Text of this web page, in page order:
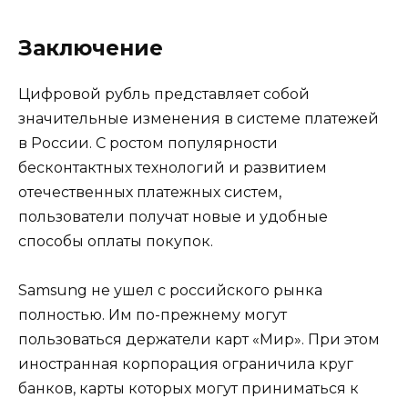
Заключение
Цифровой рубль представляет собой
значительные изменения в системе платежей
в России. С ростом популярности
бесконтактных технологий и развитием
отечественных платежных систем,
пользователи получат новые и удобные
способы оплаты покупок.
Samsung не ушел с российского рынка
полностью. Им по-прежнему могут
пользоваться держатели карт «Мир». При этом
иностранная корпорация ограничила круг
банков, карты которых могут приниматься к